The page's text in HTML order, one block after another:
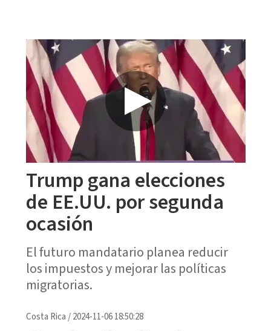
Trump gana elecciones
de EE.UU. por segunda
ocasión
El futuro mandatario planea reducir
los impuestos y mejorar las políticas
migratorias.
Costa Rica /2024-11-06 18:50:28